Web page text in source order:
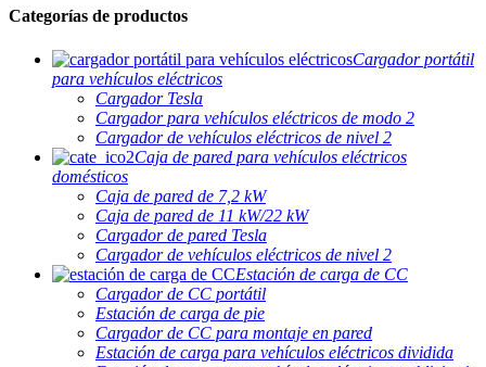
Categorías de productos
Cargador portátil
para vehículos eléctricos
Cargador Tesla
Cargador para vehículos eléctricos de modo 2
Cargador de vehículos eléctricos de nivel 2
Caja de pared para vehículos eléctricos
domésticos
Caja de pared de 7,2 kW
Caja de pared de 11 kW/22 kW
Cargador de pared Tesla
Cargador de vehículos eléctricos de nivel 2
Estación de carga de CC
Cargador de CC portátil
Estación de carga de pie
Cargador de CC para montaje en pared
Estación de carga para vehículos eléctricos dividida